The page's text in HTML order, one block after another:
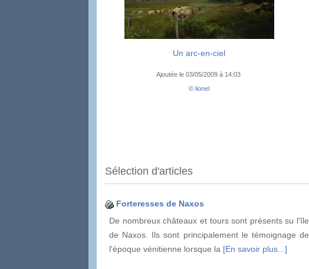
Un arc-en-ciel
Ajoutée le 03/05/2009 à 14:03
©lionel
Sélection d'articles
Forteresses de Naxos
De nombreux châteaux et tours sont présents su l'île
de Naxos. Ils sont principalement le témoignage de
l'époque vénitienne lorsque la [En savoir plus...]